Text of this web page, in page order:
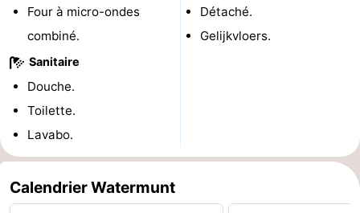
Septentrionale
Nature
Schoorlse
Duinen
-
Bergen
aan
Zee
Bergen
-
Alkmaar
-
Egmond
-
Four à micro-ondes
combiné.
Sanitaire
Douche.
Toilette.
Lavabo.
Détaché.
Gelijkvloers.
Calendrier Watermunt